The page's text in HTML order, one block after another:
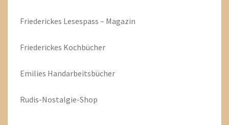
Friederickes Lesespass – Magazin
Friederickes Kochbücher
Emilies Handarbeitsbücher
Rudis-Nostalgie-Shop